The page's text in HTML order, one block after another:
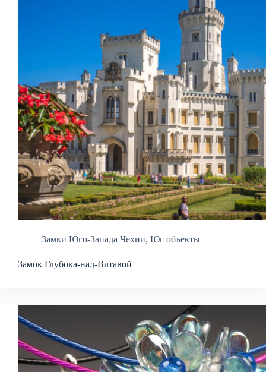
Замки Юго-Запада Чехии, Юг объекты
Замок Глубока-над-Влтавой